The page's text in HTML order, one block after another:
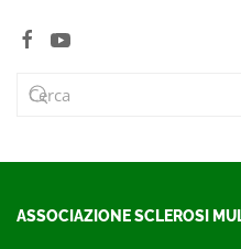
ASSOCIAZIONE SCLEROSI